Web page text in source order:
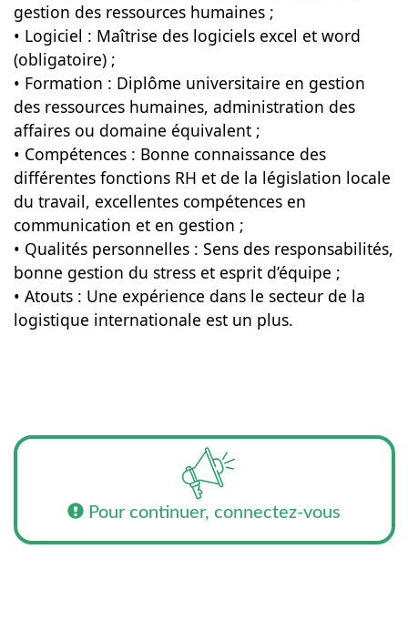
gestion des ressources humaines ;
• Logiciel : Maîtrise des logiciels excel et word
(obligatoire) ;
• Formation : Diplôme universitaire en gestion
des ressources humaines, administration des
affaires ou domaine équivalent ;
• Compétences : Bonne connaissance des
différentes fonctions RH et de la législation locale
du travail, excellentes compétences en
communication et en gestion ;
• Qualités personnelles : Sens des responsabilités,
bonne gestion du stress et esprit d’équipe ;
• Atouts : Une expérience dans le secteur de la
logistique internationale est un plus.
Pour continuer, connectez-vous